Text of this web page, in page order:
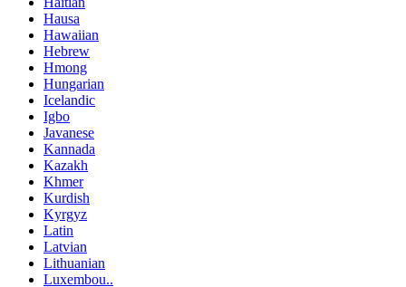
Hausa
Hawaiian
Hebrew
Hmong
Hungarian
Icelandic
Igbo
Javanese
Kannada
Kazakh
Khmer
Kurdish
Kyrgyz
Latin
Latvian
Lithuanian
Luxembou..